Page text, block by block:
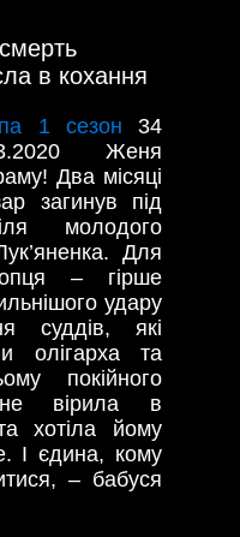
в кохання
1 сезон 34
Женя
Два місяці
загинув під
молодого
Для
– гірше
удару
суддів, які
олігарха та
покійного
вірила в
хотіла йому
І єдина, кому
– бабуся